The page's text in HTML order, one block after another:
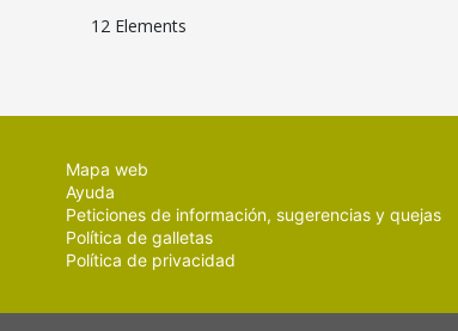
12 Elements
Mapa web
Ayuda
Peticiones de información, sugerencias y quejas
Política de galletas
Política de privacidad